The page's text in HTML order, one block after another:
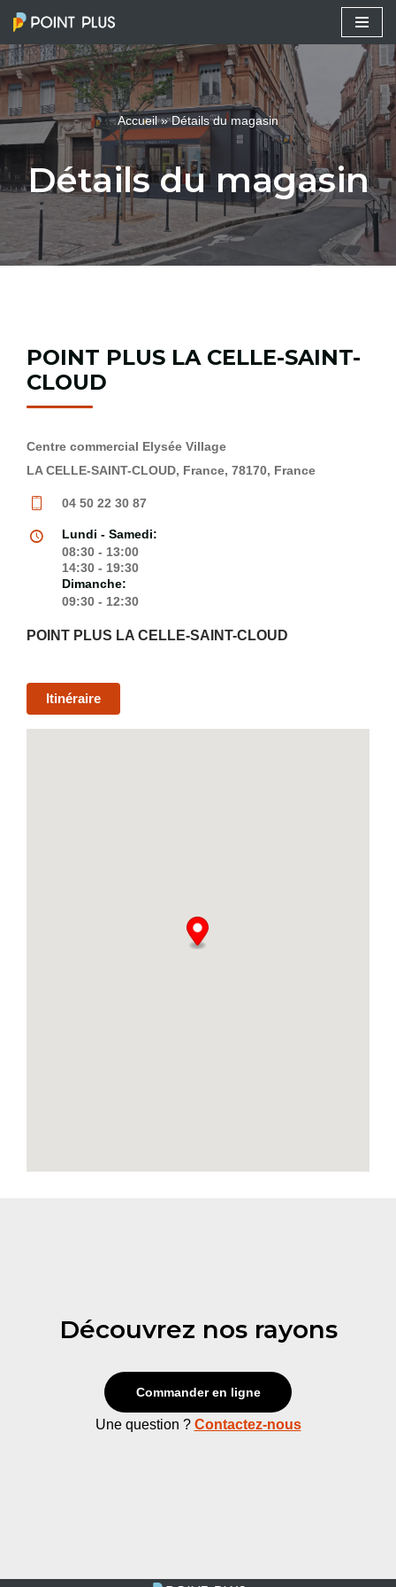
Aller
au
contenu
Accueil»Détails du magasin
Détails du magasin
POINT PLUS LA CELLE-SAINT-
CLOUD
Centre commercial Elysée Village
LA CELLE-SAINT-CLOUD, France, 78170, France
04 50 22 30 87
Lundi - Samedi:
08:30 - 13:00
14:30 - 19:30
Dimanche:
09:30 - 12:30
POINT PLUS LA CELLE-SAINT-CLOUD
Itinéraire
Découvrez nos rayons
Commander en ligne
Une question ? Contactez-nous